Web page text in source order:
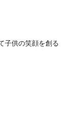
子供の笑顔を創る